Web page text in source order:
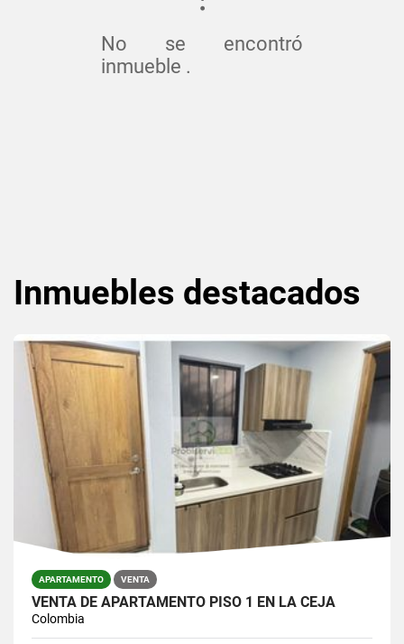
No se encontró
inmueble .
Inmuebles destacados
APARTAMENTO VENTA
VENTA DE APARTAMENTO PISO 1 EN LA CEJA
Colombia